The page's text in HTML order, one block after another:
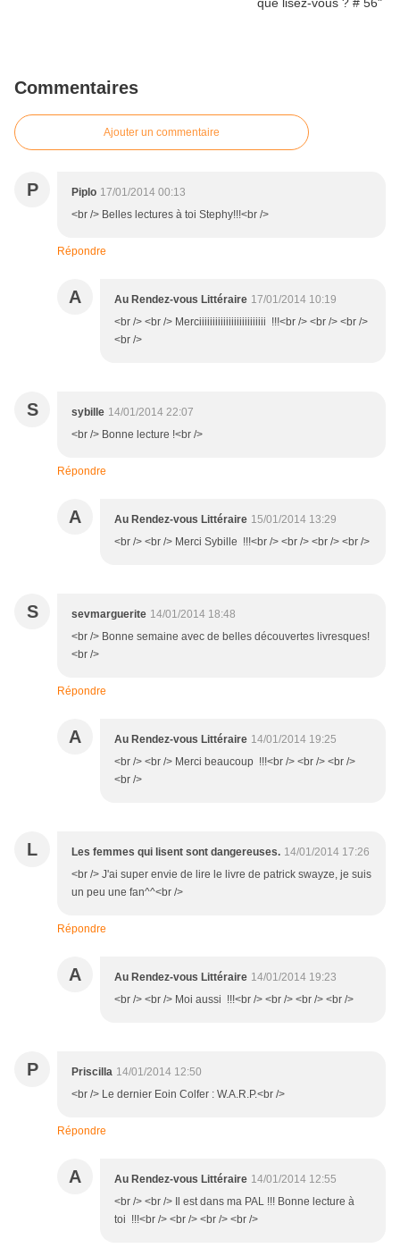
Commentaires
Ajouter un commentaire
P Piplo 17/01/2014 00:13
<br /> Belles lectures à toi Stephy!!!<br />
Répondre
A Au Rendez-vous Littéraire 17/01/2014 10:19
<br /> <br /> Merciiiiiiiiiiiiiiiiiiiiiiiii !!!<br /> <br /> <br />
<br />
S sybille 14/01/2014 22:07
<br /> Bonne lecture !<br />
Répondre
A Au Rendez-vous Littéraire 15/01/2014 13:29
<br /> <br /> Merci Sybille !!!<br /> <br /> <br /> <br />
S sevmarguerite 14/01/2014 18:48
<br /> Bonne semaine avec de belles découvertes livresques!
<br />
Répondre
A Au Rendez-vous Littéraire 14/01/2014 19:25
<br /> <br /> Merci beaucoup !!!<br /> <br /> <br />
<br />
L Les femmes qui lisent sont dangereuses. 14/01/2014 17:26
<br /> J'ai super envie de lire le livre de patrick swayze, je suis
un peu une fan^^<br />
Répondre
A Au Rendez-vous Littéraire 14/01/2014 19:23
<br /> <br /> Moi aussi !!!<br /> <br /> <br /> <br />
P Priscilla 14/01/2014 12:50
<br /> Le dernier Eoin Colfer : W.A.R.P.<br />
Répondre
A Au Rendez-vous Littéraire 14/01/2014 12:55
<br /> <br /> Il est dans ma PAL !!! Bonne lecture à
toi !!!<br /> <br /> <br /> <br />